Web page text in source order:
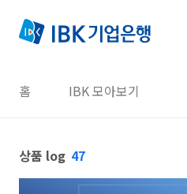
홈 IBK 모아보기
상품 log 47